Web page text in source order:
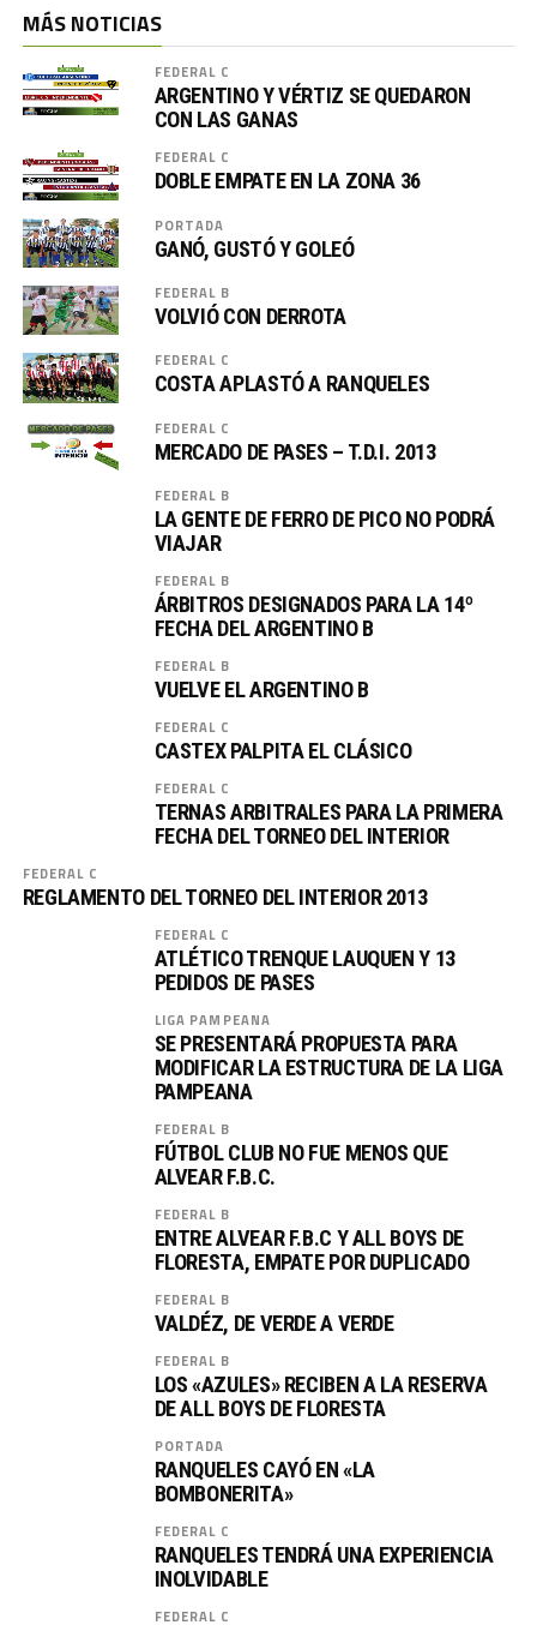
MÁS NOTICIAS
FEDERAL C
ARGENTINO Y VÉRTIZ SE QUEDARON
CON LAS GANAS
FEDERAL C
DOBLE EMPATE EN LA ZONA 36
PORTADA
GANÓ, GUSTÓ Y GOLEÓ
FEDERAL B
VOLVIÓ CON DERROTA
FEDERAL C
COSTA APLASTÓ A RANQUELES
FEDERAL C
MERCADO DE PASES – T.D.I. 2013
FEDERAL B
LA GENTE DE FERRO DE PICO NO PODRÁ
VIAJAR
FEDERAL B
ÁRBITROS DESIGNADOS PARA LA 14º
FECHA DEL ARGENTINO B
FEDERAL B
VUELVE EL ARGENTINO B
FEDERAL C
CASTEX PALPITA EL CLÁSICO
FEDERAL C
TERNAS ARBITRALES PARA LA PRIMERA
FECHA DEL TORNEO DEL INTERIOR
FEDERAL C
REGLAMENTO DEL TORNEO DEL INTERIOR 2013
FEDERAL C
ATLÉTICO TRENQUE LAUQUEN Y 13
PEDIDOS DE PASES
LIGA PAMPEANA
SE PRESENTARÁ PROPUESTA PARA
MODIFICAR LA ESTRUCTURA DE LA LIGA
PAMPEANA
FEDERAL B
FÚTBOL CLUB NO FUE MENOS QUE
ALVEAR F.B.C.
FEDERAL B
ENTRE ALVEAR F.B.C Y ALL BOYS DE
FLORESTA, EMPATE POR DUPLICADO
FEDERAL B
VALDÉZ, DE VERDE A VERDE
FEDERAL B
LOS «AZULES» RECIBEN A LA RESERVA
DE ALL BOYS DE FLORESTA
PORTADA
RANQUELES CAYÓ EN «LA
BOMBONERITA»
FEDERAL C
RANQUELES TENDRÁ UNA EXPERIENCIA
INOLVIDABLE
FEDERAL C